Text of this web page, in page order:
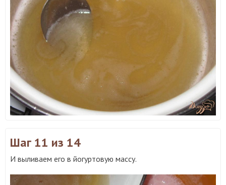
Шаг 11 из 14
И выливаем его в йогуртовую массу.